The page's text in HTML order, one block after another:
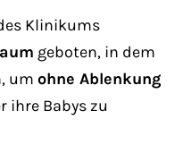
consectetuer
Klinikums
geboten, in dem
um ohne Ablenkung
ihre Babys zu